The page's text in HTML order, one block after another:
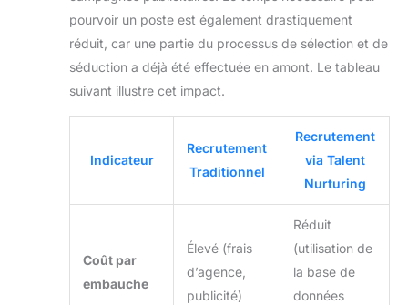
pourvoir un poste est également drastiquement
réduit, car une partie du processus de sélection et de
séduction a déjà été effectuée en amont. Le tableau
suivant illustre cet impact.
Indicateur
Recrutement
Traditionnel
Recrutement
via Talent
Nurturing
Coût par
embauche
Élevé (frais
d’agence,
publicité)
Réduit
(utilisation de
la base de
données